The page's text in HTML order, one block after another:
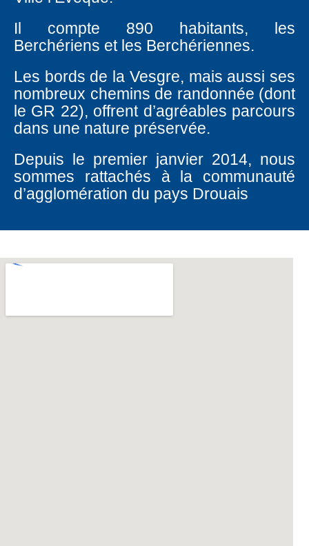
Il compte 890 habitants, les
Berchériens et les Berchériennes.
Les bords de la Vesgre, mais aussi ses
nombreux chemins de randonnée (dont
le GR 22), offrent d’agréables parcours
dans une nature préservée.
Depuis le premier janvier 2014, nous
sommes rattachés à la communauté
d’agglomération du pays Drouais